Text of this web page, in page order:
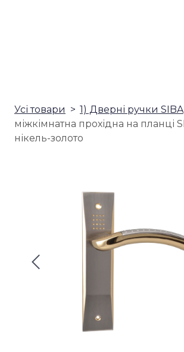
Усі товари 1) Дверні ручки SIBA
міжкімнатна прохідна на планці
нікель-золото